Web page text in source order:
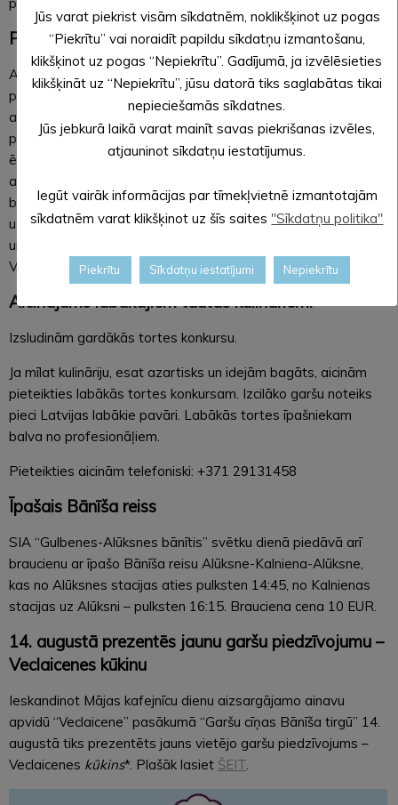
Programmā:
Amatnieku tirdziņš, pasaules valstu virtuves, vīnziņu padomi,
pavāru stāsti un dalīšanās ar jautriem un kurioziem
atgadījumiem no banketiem un dažādiem
pasākumiem, ēdienu gatavošanas šovs, Rīgas šefpavāru
ēdienu tirdzniecība, gardi kokteiļi un atspirdzinājumi, dalīšanās
ar receptēm, konkursi, viktorīnas un vērtīgas
balvas, iespēja skatītājiem baudīt unikālus ēdienu risinājumus,
uzklausīt atzinību, padomus un ieteikumus, laba fona mūzika
un garšu paradīze. Galvenie Garšu cīņu tirgus moderatori:
Valters Krauze, Roberto Meloni.
Aicinājums labākajiem tautas kulināriem!
Izsludinām gardākās tortes konkursu.
Ja mīlat kulināriju, esat azartisks un idejām bagāts, aicinām
pieteikties labākās tortes konkursam. Izcilāko garšu noteiks
pieci Latvijas labākie pavāri. Labākās tortes īpašniekam
balva no profesionāļiem.
Pieteikties aicinām telefoniski: +371 29131458
Īpašais Bānīša reiss
SIA “Gulbenes-Alūksnes bānītis” svētku dienā piedāvā arī
braucienu ar īpašo Bānīša reisu Alūksne-Kalniena-Alūksne,
kas no Alūksnes stacijas aties pulksten 14:45, no Kalnienas
stacijas uz Alūksni – pulksten 16:15. Brauciena cena 10 EUR.
14. augustā prezentēs jaunu garšu piedzīvojumu –
Veclaicenes kūkinu
Ieskandinot Mājas kafejnīcu dienu aizsargājamo ainavu
apvidū “Veclaicene” pasākumā “Garšu cīņas Bānīša tirgū” 14.
augustā tiks prezentēts jauns vietējo garšu piedzīvojums –
Veclaicenes kūkins*. Plašāk lasiet ŠEIT
Jūs varat piekrist visām sīkdatnēm, noklikšķinot uz pogas
“Piekrītu” vai noraidīt papildu sīkdatņu izmantošanu,
klikšķinot uz pogas “Nepiekrītu”. Gadījumā, ja izvēlēsieties
klikšķināt uz “Nepiekrītu”, jūsu datorā tiks saglabātas tikai
nepieciešamās sīkdatnes.
Jūs jebkurā laikā varat mainīt savas piekrišanas izvēles,
atjauninot sīkdatņu iestatījumus.
Iegūt vairāk informācijas par tīmekļvietnē izmantotajām
sīkdatnēm varat klikšķinot uz šīs saites "Sīkdatņu politika"
Piekrītu Sīkdatņu iestatījumi Nepiekrītu